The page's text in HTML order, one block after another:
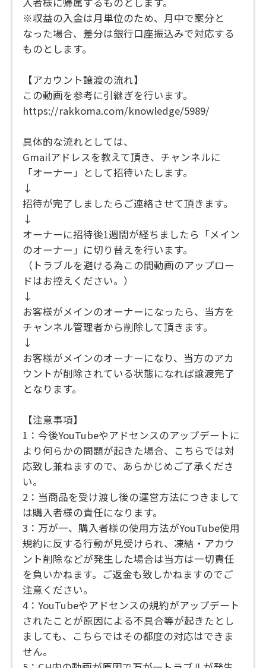
※収益の入金は月単位のため、月中で案分と
なった場合、差分は銀行口座振込みで対応する
ものとします。
【アカウント譲渡の流れ】
この動画を参考に引継ぎを行います。
https://rakkoma.com/knowledge/5989/
具体的な流れとしては、
Gmailアドレスを教えて頂き、チャンネルに
「オーナー」として招待いたします。
↓
招待が完了しましたらご連絡させて頂きます。
↓
オーナーに招待後1週間が経ちましたら「メイン
のオーナー」に切り替えを行います。
（トラブルを避ける為この間動画のアップロー
ドはお控えください。）
↓
お客様がメインのオーナーになったら、当方を
チャンネル管理者から削除して頂きます。
↓
お客様がメインのオーナーになり、当方のアカ
ウントが削除されている状態になれば譲渡完了
となります。
【注意事項】
1：今後YouTubeやアドセンスのアップデートに
より何らかの問題が起きた場合、こちらでは対
応致し兼ねますので、あらかじめご了承くださ
い。
2：当商品を受け渡し後の運営方法につきまして
は購入者様の責任になります。
3：万が一、購入者様の使用方法がYouTube使用
規約に反する行動が見受けられ、凍結・アカウ
ント削除などが発生した場合は当方は一切責任
を負いかねます。ご返金も致しかねますのでご
注意ください。
4：YouTubeやアドセンスの規約がアップデート
されたことが原因による不具合等が起きたとし
ましても、こちらではその都度の対応はできま
せん。